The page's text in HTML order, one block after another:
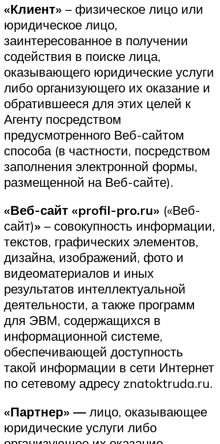
«Клиент» – физическое лицо или
юридическое лицо,
заинтересованное в получении
содействия в поиске лица,
оказывающего юридические услуги
либо организующего их оказание и
обратившееся для этих целей к
Агенту посредством
предусмотренного Веб-сайтом
способа (в частности, посредством
заполнения электронной формы,
размещенной на Веб-сайте).
«Веб-сайт «profil-pro.ru» («Веб-
сайт)» – совокупность информации,
текстов, графических элементов,
дизайна, изображений, фото и
видеоматериалов и иных
результатов интеллектуальной
деятельности, а также программ
для ЭВМ, содержащихся в
информационной системе,
обеспечивающей доступность
такой информации в сети Интернет
по сетевому адресу znatoktruda.ru.
«Партнер» — лицо, оказывающее
юридические услуги либо